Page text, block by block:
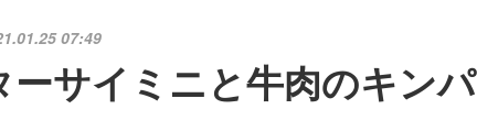
07:49
ーサイミニと牛肉のキンパ